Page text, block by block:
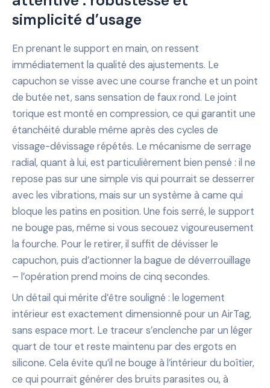
simplicité d’usage
En prenant le support en main, on ressent
immédiatement la qualité des ajustements. Le
capuchon se visse avec une course franche et un point
de butée net, sans sensation de faux rond. Le joint
torique est monté en compression, ce qui garantit une
étanchéité durable même après des cycles de
vissage-dévissage répétés. Le mécanisme de serrage
radial, quant à lui, est particulièrement bien pensé : il ne
repose pas sur une simple vis qui pourrait se desserrer
avec les vibrations, mais sur un système à came qui
bloque les patins en position. Une fois serré, le support
ne bouge pas, même si vous secouez vigoureusement
la fourche. Pour le retirer, il suffit de dévisser le
capuchon, puis d’actionner la bague de déverrouillage
– l’opération prend moins de cinq secondes.
Un détail qui mérite d’être souligné : le logement
intérieur est exactement dimensionné pour un AirTag,
sans espace mort. Le traceur s’enclenche par un léger
quart de tour et reste maintenu par des ergots en
silicone. Cela évite qu’il ne bouge à l’intérieur du boîtier,
ce qui pourrait générer des bruits parasites ou, à